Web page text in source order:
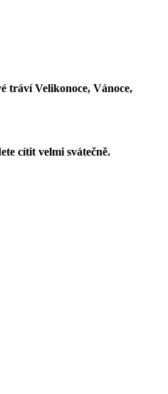
tráví Velikonoce, Vánoce,
cítit velmi svátečně.